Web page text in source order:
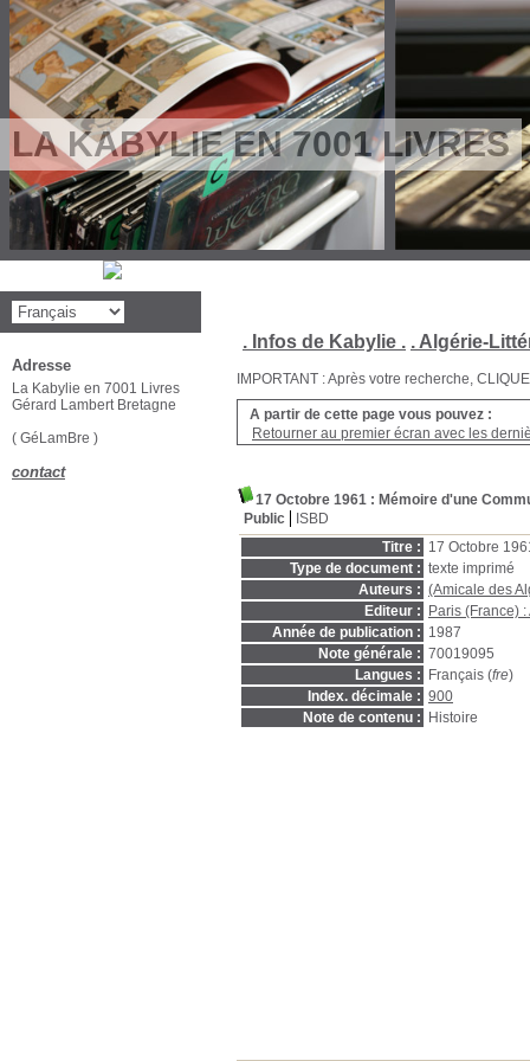
LA KABYLIE EN 7001 LIVRES
. Infos de Kabylie . . Algérie-
IMPORTANT : Après votre recherche,
A partir de cette page vous pouvez :
Retourner au premier écran avec les
17 Octobre 1961 : Mémoire d'une
Public
ISBD
Titre : 17 Octobre
Type de document : texte imprimé
Auteurs : (Amicale des
Editeur :
Paris (France)
Année de publication : 1987
Note générale : 70019095
Langues :
Français (fre)
Index. décimale : 900
Note de contenu :
Histoire
Adresse
La Kabylie en 7001 Livres
Gérard Lambert Bretagne
( GéLamBre )
contact